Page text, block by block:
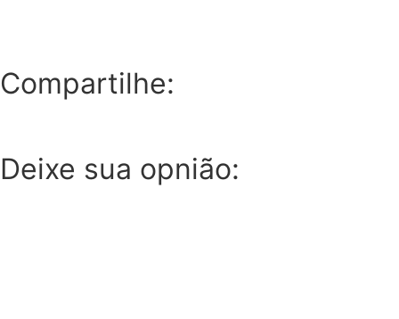
Compartilhe:
Deixe sua opnião: